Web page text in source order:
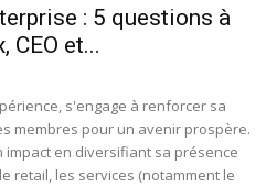
: 5 questions à
CEO et...
s'engage à renforcer sa
membres pour un avenir prospère.
en diversifiant sa présence
retail, les services (notamment le